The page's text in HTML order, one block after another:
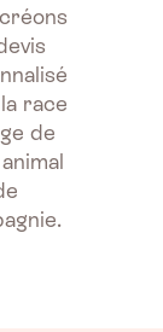
race
de